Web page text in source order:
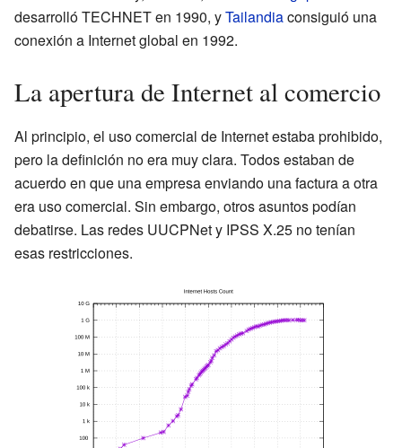
desarrolló TECHNET en 1990, yTailandiaconsiguió una
conexión a Internet global en 1992.
La apertura de Internet al comercio
Al principio, el uso comercial de Internet estaba prohibido,
pero la definición no era muy clara. Todos estaban de
acuerdo en que una empresa enviando una factura a otra
era uso comercial. Sin embargo, otros asuntos podían
debatirse. Las redes UUCPNet y IPSS X.25 no tenían
esas restricciones.